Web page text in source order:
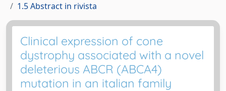
1.5 Abstract in rivista
Clinical expression of cone
dystrophy associated with a novel
deleterious ABCR (ABCA4)
mutation in an italian family